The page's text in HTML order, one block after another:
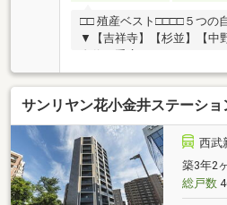
□□ 殖産ベスト□□□□５つの
▼【吉祥寺】【杉並】【中
自信！手広くはやりません
▼【情報の早さ・深さ】に
が、しっかり連携してい
で▼【住む人の目線】に自
ん。▼納得が一番▼【説明
明点を残して進みません
い住まい探し】に自信！貴
せん。
サンリヤン花小金井ステーショ
西武
築3年2
総戸数